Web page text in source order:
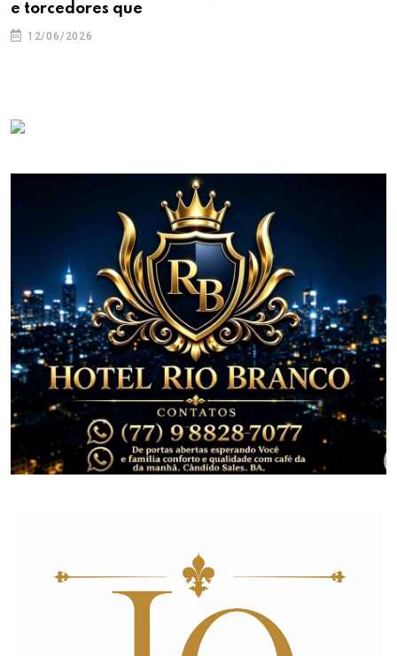
e torcedores que
12/06/2026